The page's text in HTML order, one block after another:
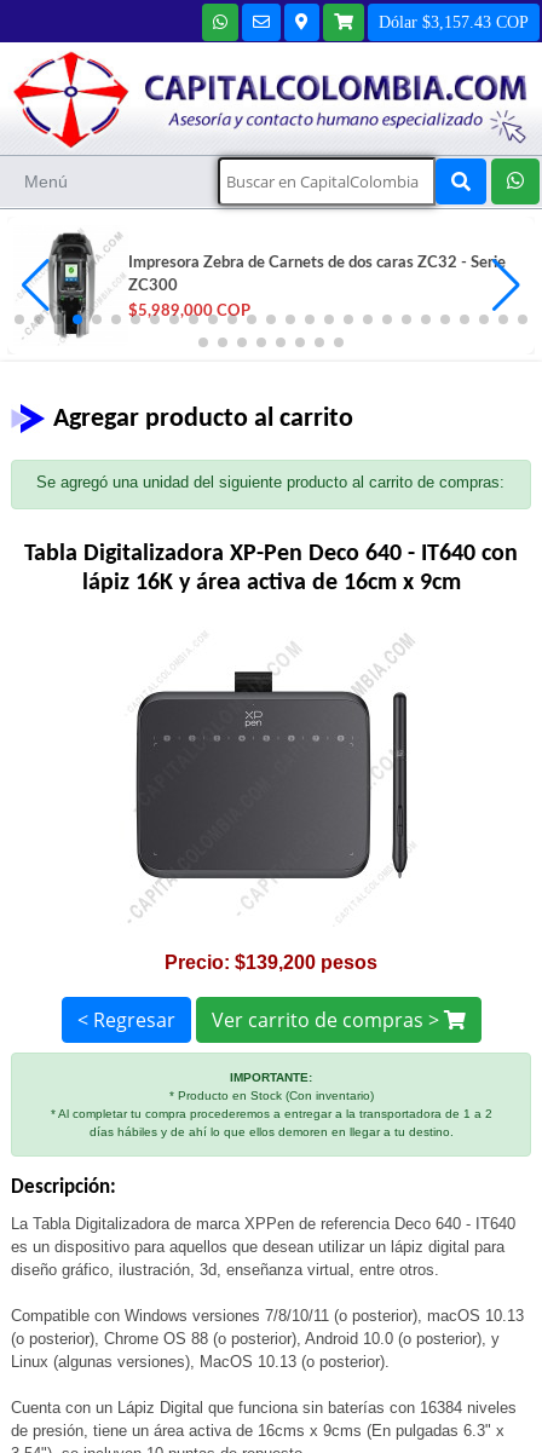
Dólar $3,157.43 COP
Menú
Impresora Zebra de Carnets de dos caras ZC32 - Serie
ZC300
$5,989,000 COP
Agregar producto al carrito
Se agregó una unidad del siguiente producto al carrito de compras:
Tabla Digitalizadora XP-Pen Deco 640 - IT640 con
lápiz 16K y área activa de 16cm x 9cm
Precio: $139,200 pesos
< Regresar Ver carrito de compras >
IMPORTANTE:
* Producto en Stock (Con inventario)
* Al completar tu compra procederemos a entregar a la transportadora de 1 a 2
días hábiles y de ahí lo que ellos demoren en llegar a tu destino.
Descripción:
La Tabla Digitalizadora de marca XPPen de referencia Deco 640 - IT640
es un dispositivo para aquellos que desean utilizar un lápiz digital para
diseño gráfico, ilustración, 3d, enseñanza virtual, entre otros.
Compatible con Windows versiones 7/8/10/11 (o posterior), macOS 10.13
(o posterior), Chrome OS 88 (o posterior), Android 10.0 (o posterior), y
Linux (algunas versiones), MacOS 10.13 (o posterior).
Cuenta con un Lápiz Digital que funciona sin baterías con 16384 niveles
de presión, tiene un área activa de 16cms x 9cms (En pulgadas 6.3" x